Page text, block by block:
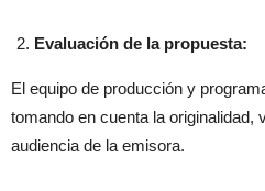
Evaluación de la propuesta:
El equipo de producción y
tomando en cuenta la originalidad,
audiencia de la emisora.